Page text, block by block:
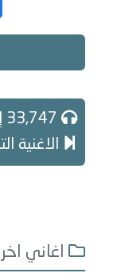
الاغنية
اغاني